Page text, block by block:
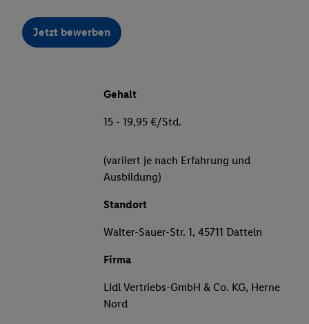
Jetzt bewerben
Gehalt
15 - 19,95 €/Std.
(variiert je nach Erfahrung und
Ausbildung)
Standort
Walter-Sauer-Str. 1, 45711 Datteln
Firma
Lidl Vertriebs-GmbH & Co. KG, Herne
Nord